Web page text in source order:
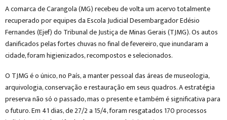
A comarca de Carangola (MG) recebeu de volta um acervo totalmente
recuperado por equipes da Escola Judicial Desembargador Edésio
Fernandes (Ejef) do Tribunal de Justiça de Minas Gerais (TJMG). Os autos
danificados pelas fortes chuvas no final de fevereiro, que inundaram a
cidade, foram higienizados, recompostos e selecionados.
O TJMG é o único, no País, a manter pessoal das áreas de museologia,
arquivologia, conservação e restauração em seus quadros. A estratégia
preserva não só o passado, mas o presente e também é significativa para
o futuro. Em 41 dias, de 27/2 a 15/4, foram resgatados 170 processos